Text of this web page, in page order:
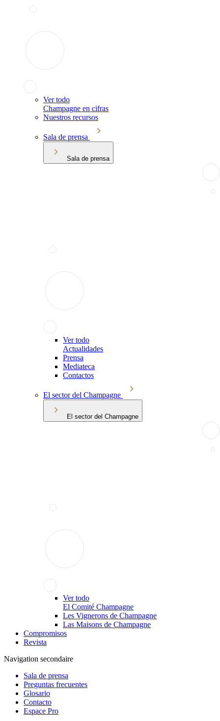
Ver todo
Champagne en cifras
Nuestros recursos
Sala de prensa
Sala de prensa
Ver todo
Actualidades
Prensa
Mediateca
Contactos
El sector del Champagne
El sector del Champagne
Ver todo
El Comité Champagne
Les Vignerons de Champagne
Las Maisons de Champagne
Compromisos
Revista
Navigation secondaire
Sala de prensa
Preguntas frecuentes
Glosario
Contacto
Espace Pro